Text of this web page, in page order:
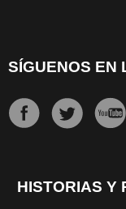
SÍGUENOS EN
HISTORIAS Y